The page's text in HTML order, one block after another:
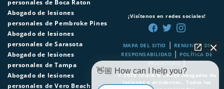
personales de Boca Raton
Abogado de lesiones
personales de Pembroke Pines
Abogado de lesiones
personales de Sarasota
Abogado de lesiones
personales de Tampa
Abogado de lesiones
personales de Vero Beach
MAPA DEL SITIO | RENUNCIA DE
RESPONSABILIDAD | POLÍTICA DE
|
© 2026Chalik & Chalik Abogados de
lesiones y accidentes.. Todos los
¡Visítenos en redes sociales!
👋🏼 How can I help you?